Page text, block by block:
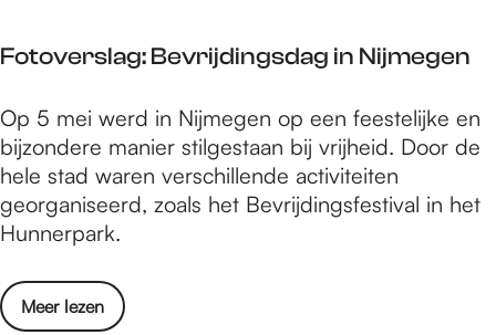
r
t
n
g
o
e
d
o
t
2
0
2
6
k
o
Fotoverslag: Bevrijdingsdag in Nijmegen
F
o
t
o
v
r
s
Op 5 mei werd in Nijmegen op een feestelijke en
bijzondere manier stilgestaan bij vrijheid. Door de
hele stad waren verschillende activiteiten
georganiseerd, zoals het Bevrijdingsfestival in het
Hunnerpark.
Meer lezen
o